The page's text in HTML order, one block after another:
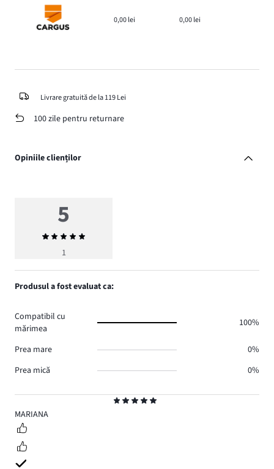
0,00 lei 0,00 lei
Livrare gratuită de la 119 Lei
100 zile pentru returnare
Opiniile clienților
5
MARIANA
5
Evaluarea
medie
1
Produsul a fost evaluat ca:
Compatibil cu
mărimea
100%
Prea mare
0%
Prea mică
0%